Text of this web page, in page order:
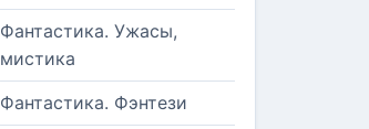
Фантастика. Ужасы,
мистика
Фантастика. Фэнтези